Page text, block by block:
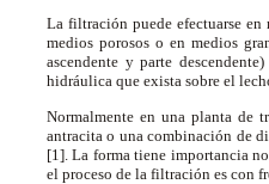
La filtración puede efectuarse
medios porosos o en medios
ascendente y parte
hidráulica que exista sobre el
Normalmente en una planta de
antracita o una combinación de
[1]. La forma tiene importancia
el proceso de la filtración es con